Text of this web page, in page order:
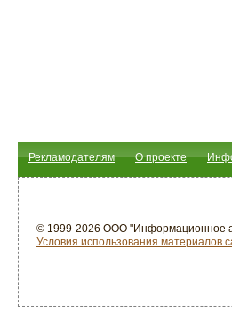
Рекламодателям О проекте
© 1999-2026 ООО "Информационное
Условия использования материалов